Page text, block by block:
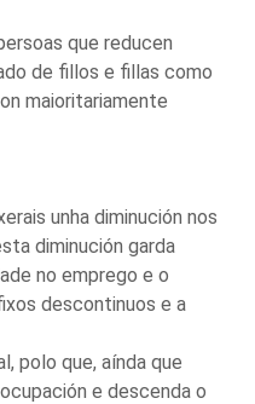
que reducen
de fillos e fillas como
maioritariamente
unha diminución nos
diminución garda
no emprego e o
descontinuos e a
polo que, aínda que
e descenda o